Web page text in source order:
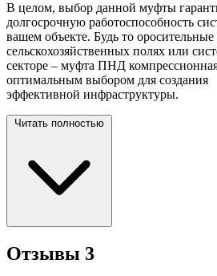
В целом, выбор данной муфты
долгосрочную работоспособность
вашем объекте. Будь то
сельскохозяйственных полях или
секторе – муфта ПНД
оптимальным выбором для создания
эффективной инфраструктуры.
Читать полностью
Отзывы 3